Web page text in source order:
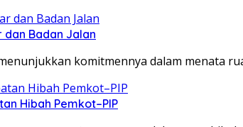
dan Badan Jalan
komitmennya dalam menata
Hibah Pemkot–PIP